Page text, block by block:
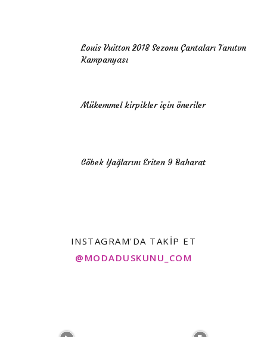
Louis Vuitton 2018 Sezonu Çantaları Tanıtım
Kampanyası
Mükemmel kirpikler için öneriler
Göbek Yağlarını Eriten 9 Baharat
INSTAGRAM'DA TAKIP ET
@MODADUSKUNU_COM